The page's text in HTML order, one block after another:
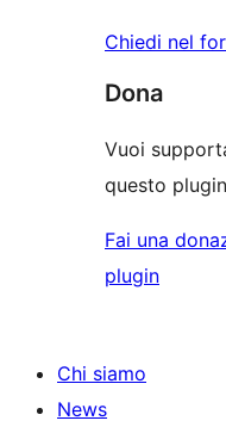
Chiedi nel
Dona
Vuoi
questo
Fai una
plugin
Chi siamo
News